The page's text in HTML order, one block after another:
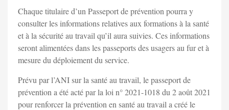
Chaque titulaire d’un Passeport de prévention pourra y
consulter les informations relatives aux formations à la santé
et à la sécurité au travail qu’il aura suivies. Ces informations
seront alimentées dans les passeports des usagers au fur et à
mesure du déploiement du service.
Prévu par l’ANI sur la santé au travail, le passeport de
prévention a été acté par la loi n° 2021-1018 du 2 août 2021
pour renforcer la prévention en santé au travail a créé le